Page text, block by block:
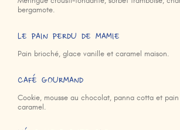
bergamote.
LE PAIN PERDU DE MAMIE
Pain brioché, glace vanille et caramel maison.
CAFÉ GOURMAND
Cookie, mousse au chocolat, panna cotta et
caramel.